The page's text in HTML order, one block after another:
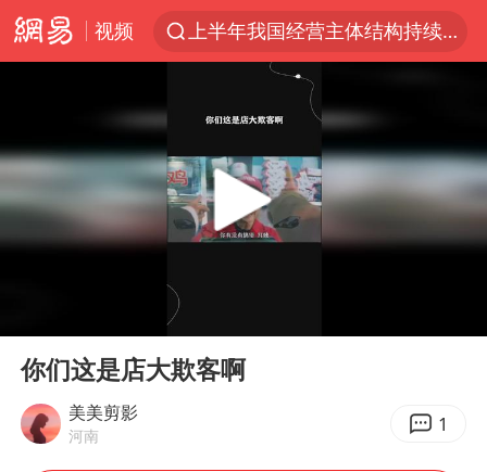
视频
上半年我国经营主体结构持续优化
白海豚将给京津冀带来大暴雨
《披荆斩棘2026》阵容官宣
国足U17与阿森纳决赛取消 并列冠军
2025年小学教师减少13.19万
王艺迪2-4不敌张本美和止步4强
韩军前线部队连曝丑闻
Play
你们这是店大欺客啊
美美剪影
河南 1